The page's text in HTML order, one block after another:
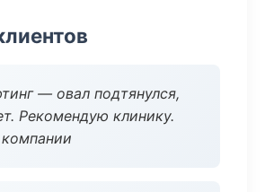
— овал подтянулся,
Рекомендую клинику.